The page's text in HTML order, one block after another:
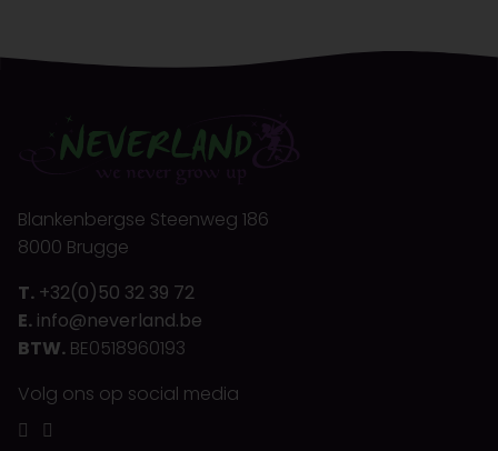
Blankenbergse Steenweg 186
8000 Brugge
T. +32(0)50 32 39 72
E. info@neverland.be
BTW. BE0518960193
Volg ons op social media